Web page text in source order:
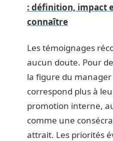
: définition, impact
connaître
Les témoignages
aucun doute. Pour
la figure du manager
correspond plus à
promotion interne,
comme une
attrait. Les priorités